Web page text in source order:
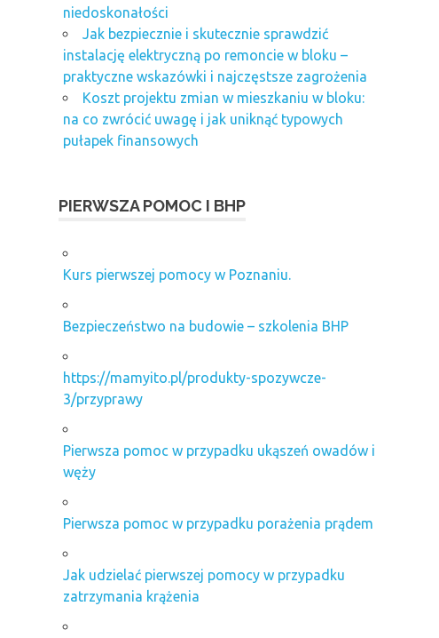
niedoskonałości
Jak bezpiecznie i skutecznie sprawdzić
instalację elektryczną po remoncie w bloku –
praktyczne wskazówki i najczęstsze zagrożenia
Koszt projektu zmian w mieszkaniu w bloku:
na co zwrócić uwagę i jak uniknąć typowych
pułapek finansowych
PIERWSZA POMOC I BHP
Kurs pierwszej pomocy w Poznaniu.
Bezpieczeństwo na budowie – szkolenia BHP
https://mamyito.pl/produkty-spozywcze-
3/przyprawy
Pierwsza pomoc w przypadku ukąszeń owadów i
węży
Pierwsza pomoc w przypadku porażenia prądem
Jak udzielać pierwszej pomocy w przypadku
zatrzymania krążenia